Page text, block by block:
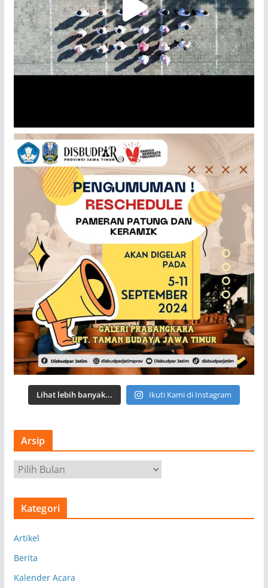
Lihat lebih banyak... Ikuti Kami di Instagram
Arsip
r
s
Kategori
Artikel
Berita
Kalender Acara